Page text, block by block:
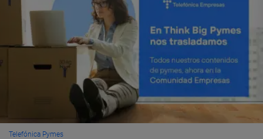
Telefónica Pymes